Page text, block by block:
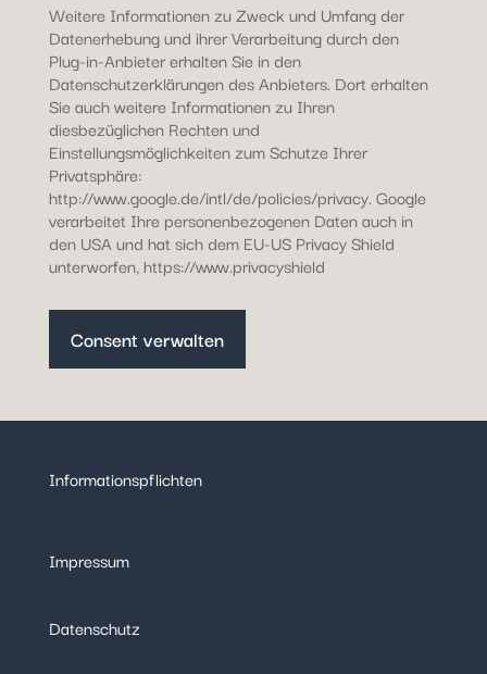
Weitere Informationen zu Zweck und Umfang der
Datenerhebung und ihrer Verarbeitung durch den
Plug-in-Anbieter erhalten Sie in den
Datenschutzerklärungen des Anbieters. Dort erhalten
Sie auch weitere Informationen zu Ihren
diesbezüglichen Rechten und
Einstellungsmöglichkeiten zum Schutze Ihrer
Privatsphäre:
http://www.google.de/intl/de/policies/privacy. Google
verarbeitet Ihre personenbezogenen Daten auch in
den USA und hat sich dem EU-US Privacy Shield
unterworfen, https://www.privacyshield
Consent verwalten
Informationspflichten
Impressum
Datenschutz